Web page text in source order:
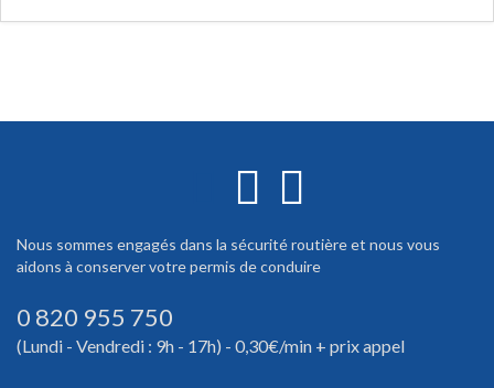
Nous sommes engagés dans la sécurité routière et nous vous
aidons à conserver votre permis de conduire
0 820 955 750
(Lundi - Vendredi : 9h - 17h) - 0,30€/min + prix appel